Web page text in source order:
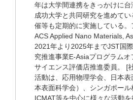
年は大学間連携をきっかけに
成功大学と共同研究を進めて
催等も定期的に実施している。
ACS Applied Nano Materials,
2021年より2025年までJST国
究推進事業E-Asiaプログラムオ
サイエンス評価店推進委員。 [
活動は、応用物理学会、日本表
本表面科学会）、シンガポール
ICMAT等を中心に様々な活動を